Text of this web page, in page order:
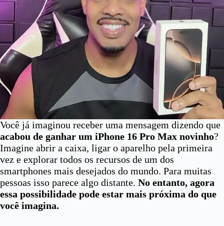
Você já imaginou receber uma mensagem dizendo que
acabou de ganhar um iPhone 16 Pro Max novinho?
Imagine abrir a caixa, ligar o aparelho pela primeira
vez e explorar todos os recursos de um dos
smartphones mais desejados do mundo. Para muitas
pessoas isso parece algo distante. No entanto, agora
essa possibilidade pode estar mais próxima do que
você imagina.